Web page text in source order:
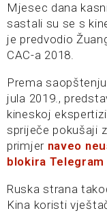
Mjesec dana
sastali su se s
je predvodio
CAC-a 2018.
Prema
jula 2019.,
kineskoj
spriječe pokušaji
primjer naveo
blokira Telegram
Ruska strana
Kina koristi